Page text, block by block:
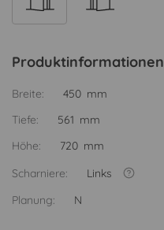
Produktinformationen
Breite:
450 mm
Tiefe:
561 mm
Höhe:
720 mm
Scharniere:
Links
Planung:
N